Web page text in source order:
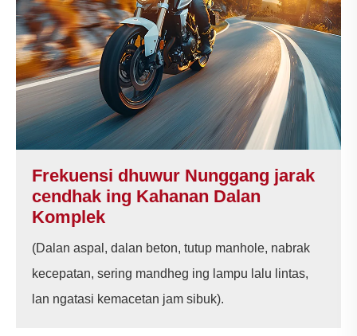
Frekuensi dhuwur Nunggang jarak
cendhak ing Kahanan Dalan
Komplek
(Dalan aspal, dalan beton, tutup manhole, nabrak
kecepatan, sering mandheg ing lampu lalu lintas,
lan ngatasi kemacetan jam sibuk).